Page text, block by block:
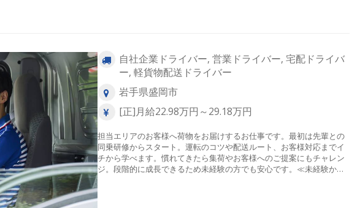
自社企業ドライバー, 営業ドライバー, 宅配ドライバ
ー, 軽貨物配送ドライバー
岩手県盛岡市
[正]月給22.98万円～29.18万円
担当エリアのお客様へ荷物をお届けするお仕事です。最初は先輩との
同乗研修からスタート。運転のコツや配送ルート、お客様対応までイ
チから学べます。慣れてきたら集荷やお客様へのご提案にもチャレン
ジ。段階的に成長できるため未経験の方でも安心です。≪未経験から
管理職も目指せます≫新人研修・安全運転研修・同乗研修など教育制
度が充実。未経験からスタートした先輩も多数活躍しています。経験
や実績に応じて、主任・係長・課長へのキャリアアップを目指せる環